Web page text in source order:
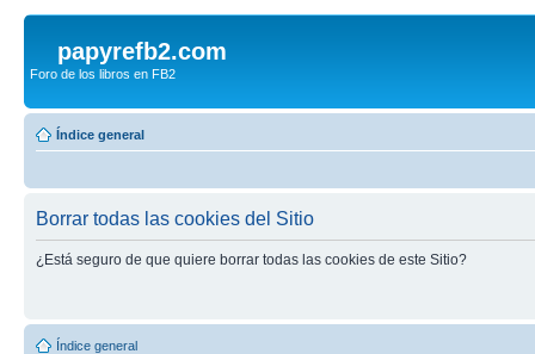
papyrefb2.com
Foro de los libros en FB2
Índice general
Borrar todas las cookies del Sitio
¿Está seguro de que quiere borrar todas las cookies de este Sitio?
Índice general